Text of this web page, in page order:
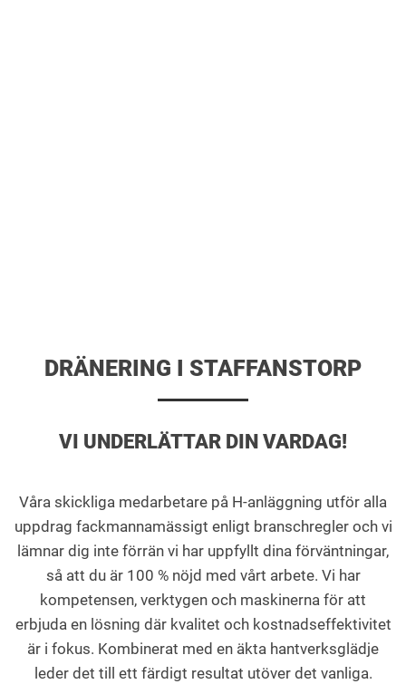
DRÄNERING I STAFFANSTORP
VI UNDERLÄTTAR DIN VARDAG!
Våra skickliga medarbetare på H-anläggning utför alla
uppdrag fackmannamässigt enligt branschregler och vi
lämnar dig inte förrän vi har uppfyllt dina förväntningar,
så att du är 100 % nöjd med vårt arbete. Vi har
kompetensen, verktygen och maskinerna för att
erbjuda en lösning där kvalitet och kostnadseffektivitet
är i fokus. Kombinerat med en äkta hantverksglädje
leder det till ett färdigt resultat utöver det vanliga.